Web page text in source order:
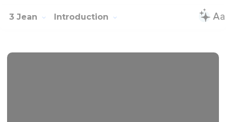
3 Jean Introduction